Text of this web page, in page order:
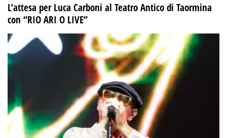
L’attesa per Luca Carboni al Teatro Antico di Taormina
con “RIO ARI O LIVE”